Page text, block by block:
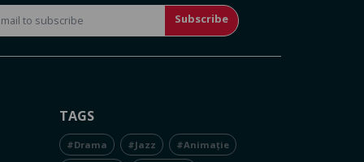
Subscribe
TAGS
#Drama #Jazz #Animație